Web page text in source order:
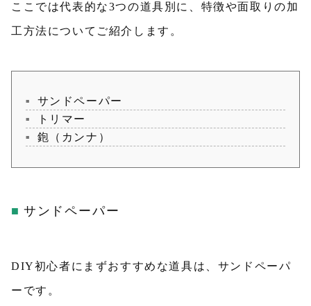
ここでは代表的な3つの道具別に、特徴や面取りの加
工方法についてご紹介します。
サンドペーパー
トリマー
鉋（カンナ）
サンドペーパー
DIY初心者にまずおすすめな道具は、サンドペーパ
ーです。